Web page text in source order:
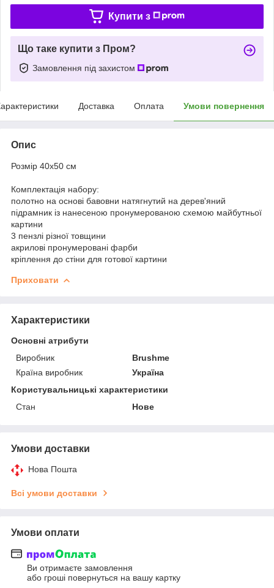
Купити з
Що таке купити з Пром?
Замовлення під захистом
Доставка Оплата Умови повернення
Опис
Розмір 40x50 см
Комплектація набору:
полотно на основі бавовни натягнутий на дерев'яний
підрамник із нанесеною пронумерованою схемою майбутньої
картини
3 пензлі різної товщини
акрилові пронумеровані фарби
кріплення до стіни для готової картини
Приховати
Характеристики
Основні атрибути
Виробник
Brushme
Країна виробник
Україна
Користувальницькі характеристики
Стан
Нове
Умови доставки
Нова Пошта
Всі умови доставки
Умови оплати
Ви отримаєте замовлення
або гроші повернуться на вашу картку